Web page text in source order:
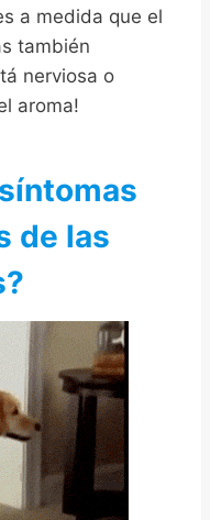
a medida que el
también
nerviosa o
aroma!
de las